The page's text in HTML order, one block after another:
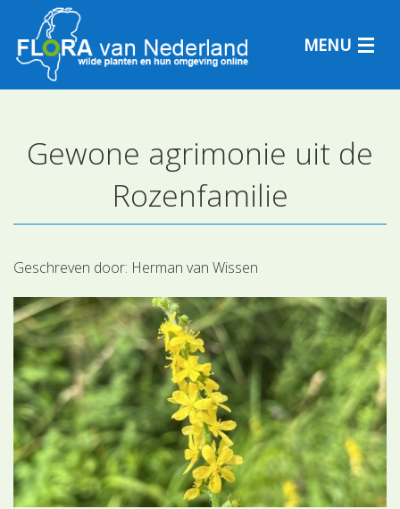
MENU
Plantensoorten
Determineren
Gewone agrimonie uit de
Rozenfamilie
Geschreven door: Herman van Wissen